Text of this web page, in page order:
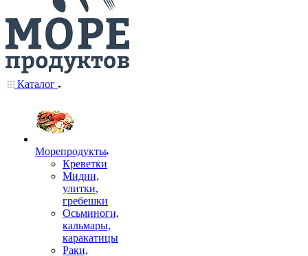
Каталог
Морепродукты
Креветки
Мидии,
улитки,
гребешки
Осьминоги,
кальмары,
каракатицы
Раки,